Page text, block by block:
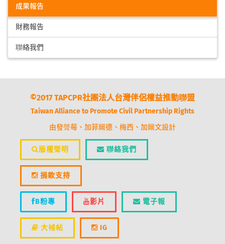
成果報告
財務報告
聯絡我們
©2017 TAPCPR社團法人台灣伴侶權益推動聯盟
Taiwan Alliance to Promote Civil Partnership Rights
由發聲莓、加菲爾德、梅西、加爾文設計
版權聲明 聯絡我們
捐款支持
B粉專 影片 電子報
大補帖 IG